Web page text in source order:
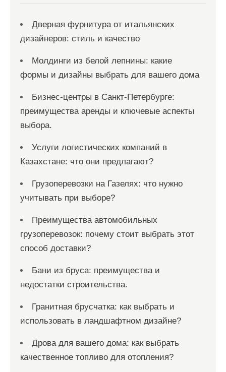
Дверная фурнитура от итальянских
дизайнеров: стиль и качество
Молдинги из белой лепнины: какие
формы и дизайны выбрать для вашего дома
Бизнес-центры в Санкт-Петербурге:
преимущества аренды и ключевые аспекты
выбора.
Услуги логистических компаний в
Казахстане: что они предлагают?
Грузоперевозки на Газелях: что нужно
учитывать при выборе?
Преимущества автомобильных
грузоперевозок: почему стоит выбрать этот
способ доставки?
Бани из бруса: преимущества и
недостатки строительства.
Гранитная брусчатка: как выбрать и
использовать в ландшафтном дизайне?
Дрова для вашего дома: как выбрать
качественное топливо для отопления?